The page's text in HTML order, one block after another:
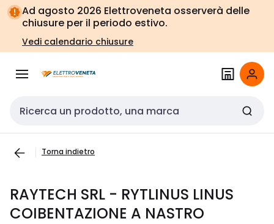
Vai alla
navigazione
Vai
alla
pagina
Ad agosto 2026 Elettroveneta osserverà delle
chiusure per il periodo estivo.
Vedi calendario chiusure
Cerca input
Torna indietro
RAYTECH SRL - RYTLINUS LINUS
COIBENTAZIONE A NASTRO